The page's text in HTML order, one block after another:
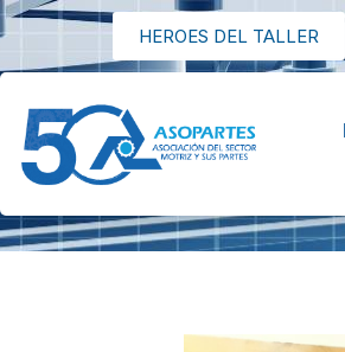
HEROES DEL TALLER